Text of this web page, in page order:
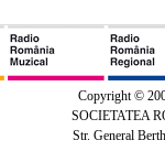
Copyright ©
SOCIETATEA
Str. General